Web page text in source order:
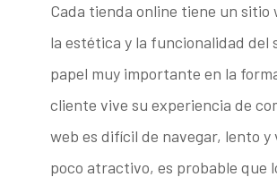
Cada tienda online tiene un sitio
la estética y la funcionalidad del
papel muy importante en la
cliente vive su experiencia de
web es difícil de navegar, lento y
poco atractivo, es probable que